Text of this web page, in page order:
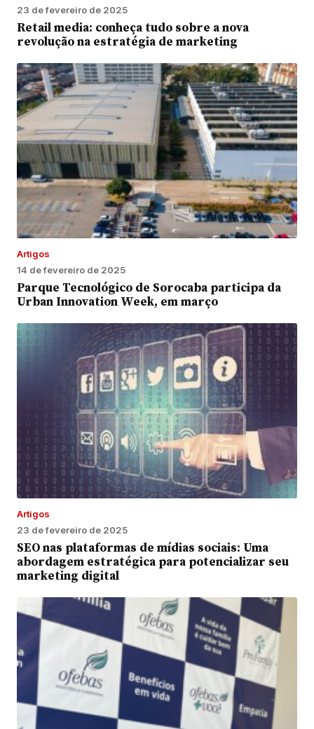
23 de fevereiro de 2025
Retail media: conheça tudo sobre a nova
revolução na estratégia de marketing
Artigos
14 de fevereiro de 2025
Parque Tecnológico de Sorocaba participa da
Urban Innovation Week, em março
Artigos
23 de fevereiro de 2025
SEO nas plataformas de mídias sociais: Uma
abordagem estratégica para potencializar seu
marketing digital